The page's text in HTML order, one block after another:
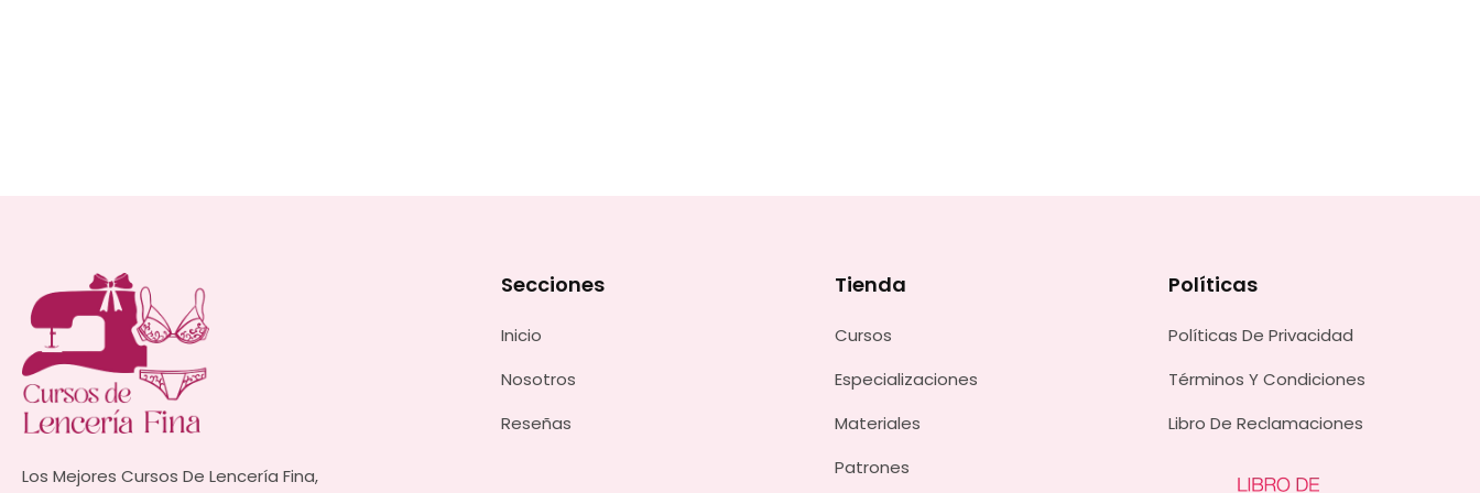
Los Mejores Cursos De Lencería Fina,
Secciones
Inicio
Nosotros
Reseñas
Tienda
Cursos
Especializaciones
Materiales
Patrones
Políticas
Políticas De Privacidad
Términos Y Condiciones
Libro De Reclamaciones